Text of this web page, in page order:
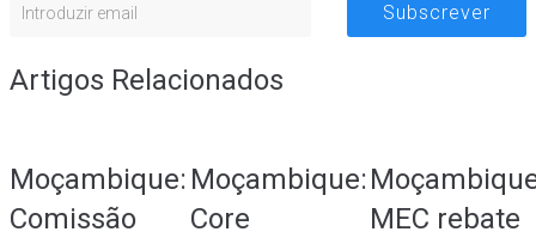
Subscrever
Artigos Relacionados
Moçambique:
Comissão
Moçambique:
Core
MEC rebate